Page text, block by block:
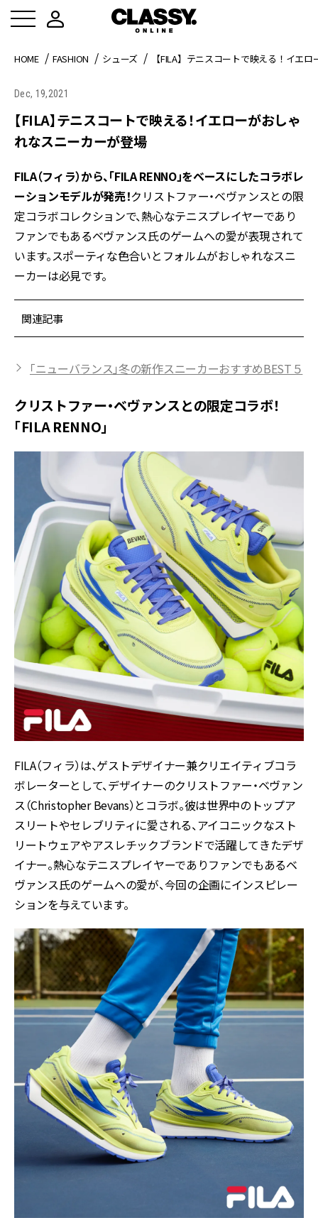
HOME FASHION シューズ 【FILA】テニスコートで映える！イエ
Dec, 19,2021
【FILA】テニスコートで映える！イエローがおしゃ
れなスニーカーが登場
FILA（フィラ）から、「FILA RENNO」をベースにしたコラボレ
ーションモデルが発売！クリストファー・ベヴァンスとの限
定コラボコレクションで、熱心なテニスプレイヤーであり
ファンでもあるベヴァンス氏のゲームへの愛が表現されて
います。スポーティな色合いとフォルムがおしゃれなスニ
ーカーは必見です。
関連記事
「ニューバランス」冬の新作スニーカーおすすめBEST５
クリストファー・ベヴァンスとの限定コラボ！
「FILA RENNO」
FILA（フィラ）は、ゲストデザイナー兼クリエイティブコラ
ボレーターとして、デザイナーのクリストファー・ベヴァン
ス（Christopher Bevans）とコラボ。彼は世界中のトップア
スリートやセレブリティに愛される、アイコニックなスト
リートウェアやアスレチックブランドで活躍してきたデザ
イナー。熱心なテニスプレイヤーでありファンでもあるベ
ヴァンス氏のゲームへの愛が、今回の企画にインスピレー
ションを与えています。